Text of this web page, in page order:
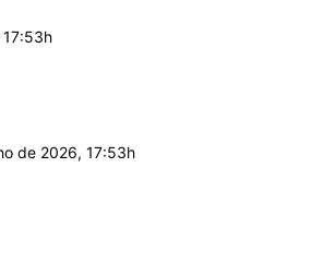
de 2026, 17:53h